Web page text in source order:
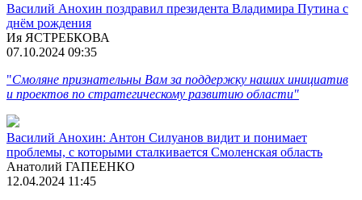
Василий Анохин поздравил президента Владимира Путина с
днём рождения
Ия ЯСТРЕБКОВА
07.10.2024 09:35
"Смоляне признательны Вам за поддержку наших инициатив
и проектов по стратегическому развитию области"
Василий Анохин: Антон Силуанов видит и понимает
проблемы, с которыми сталкивается Смоленская область
Анатолий ГАПЕЕНКО
12.04.2024 11:45